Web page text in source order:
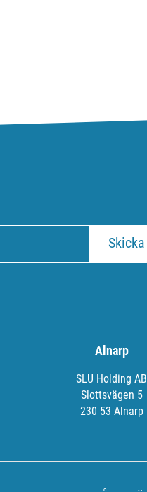
Alnarp
SLU Holding AB
Slottsvägen 5
230 53 Alnarp